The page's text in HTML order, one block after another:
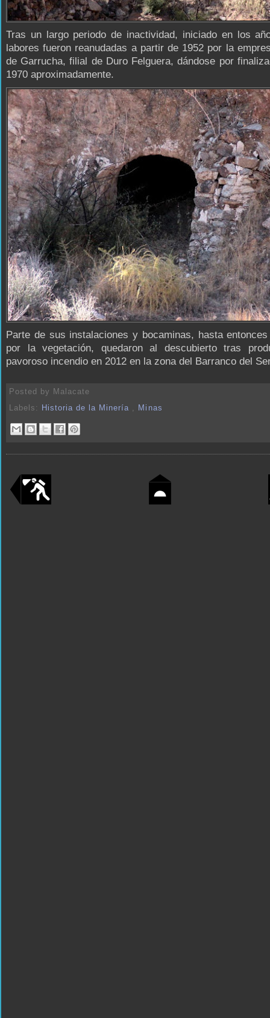
Tras un largo periodo de inactividad, iniciado en los
labores fueron reanudadas a partir de 1952 por la
de Garrucha, filial de Duro Felguera, dándose por
1970 aproximadamente.
Parte de sus instalaciones y bocaminas, hasta
por la vegetación, quedaron al descubierto tras
pavoroso incendio en 2012 en la zona del Barranco del
Posted by Malacate
Labels:
Historia de la Minería , Minas